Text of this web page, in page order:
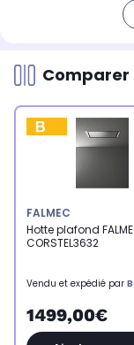
Comparer
FALMEC
Hotte plafond
CORSTEL3632
Vendu et expédié par
1499,00€